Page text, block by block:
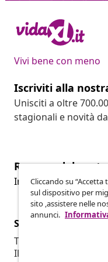
Vivi bene con meno
Iscriviti alla
Unisciti a oltre
stagionali e novità da
Recesso dal
Invia una richiesta
Servizio clienti
Traccia il tuo ordine
Il mio account
Cliccando su
sul dispositivo per
sito ,assistere nelle
annunci.